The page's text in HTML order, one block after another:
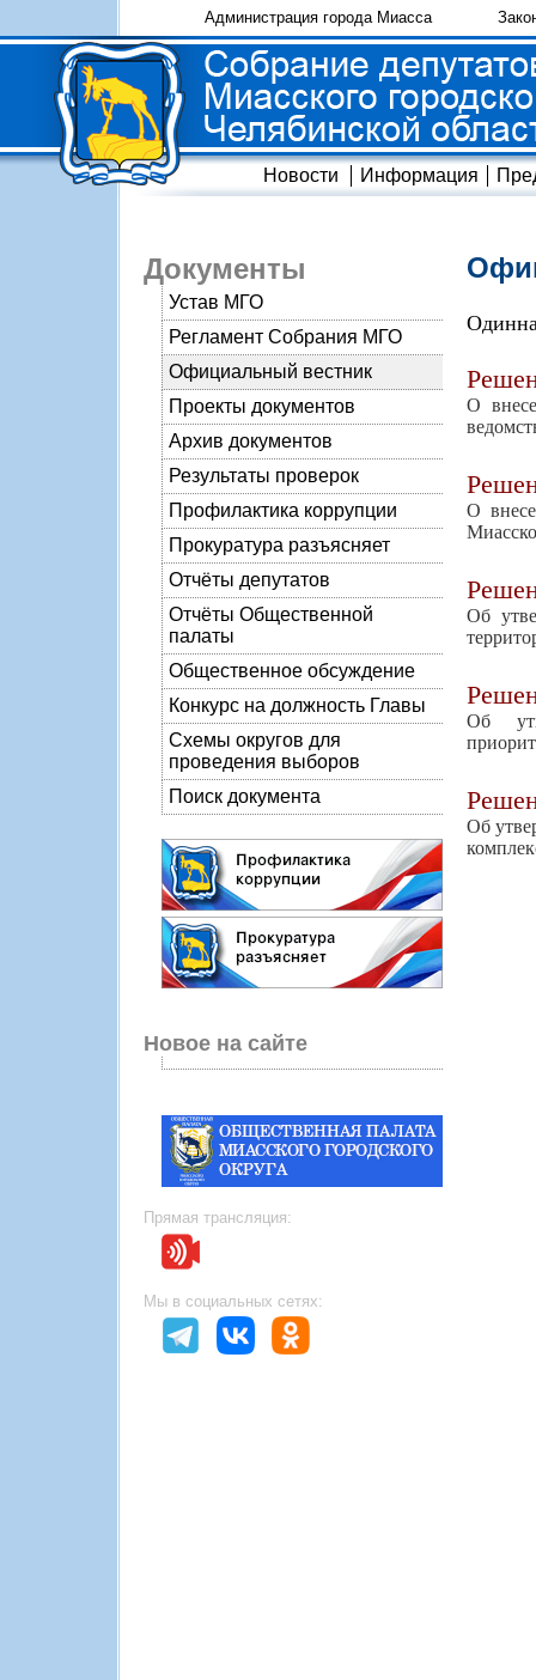
Администрация города Миасса
Новости Информация
Документы
Устав МГО
Регламент Собрания МГО
Официальный вестник
Проекты документов
Архив документов
Результаты проверок
Профилактика коррупции
Прокуратура разъясняет
Отчёты депутатов
Отчёты Общественной
палаты
Общественное обсуждение
Конкурс на должность Главы
Схемы округов для
проведения выборов
Поиск документа
Новое на сайте
Прямая трансляция:
Мы в социальных сетях:
О
О
Об
Об
Об